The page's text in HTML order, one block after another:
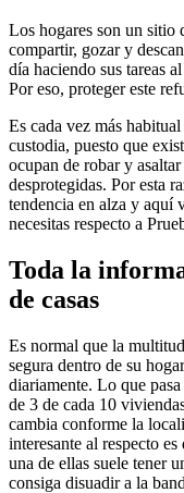
Los hogares son un sitio
compartir, gozar y
día haciendo sus tareas
Por eso, proteger este
Es cada vez más
custodia, puesto que
ocupan de robar y
desprotegidas. Por esta
tendencia en alza y aquí
necesitas respecto a
Toda la
de casas
Es normal que la
segura dentro de su
diariamente. Lo que
de 3 de cada 10
cambia conforme la
interesante al respecto
una de ellas suele tener
consiga disuadir a la